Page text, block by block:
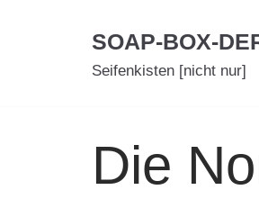
SOAP-BOX-
Seifenkisten [nicht nur]
Die